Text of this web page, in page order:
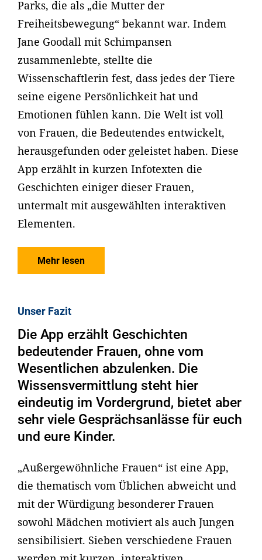
Parks, die als „die Mutter der
Freiheitsbewegung“ bekannt war. Indem
Jane Goodall mit Schimpansen
zusammenlebte, stellte die
Wissenschaftlerin fest, dass jedes der Tiere
seine eigene Persönlichkeit hat und
Emotionen fühlen kann. Die Welt ist voll
von Frauen, die Bedeutendes entwickelt,
herausgefunden oder geleistet haben. Diese
App erzählt in kurzen Infotexten die
Geschichten einiger dieser Frauen,
untermalt mit ausgewählten interaktiven
Elementen.
Mehr lesen
Unser Fazit
Die App erzählt Geschichten
bedeutender Frauen, ohne vom
Wesentlichen abzulenken. Die
Wissensvermittlung steht hier
eindeutig im Vordergrund, bietet aber
sehr viele Gesprächsanlässe für euch
und eure Kinder.
„Außergewöhnliche Frauen“ ist eine App,
die thematisch vom Üblichen abweicht und
mit der Würdigung besonderer Frauen
sowohl Mädchen motiviert als auch Jungen
sensibilisiert. Sieben verschiedene Frauen